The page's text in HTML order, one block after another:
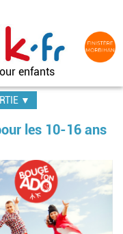
enfants
▼
les 10-16 ans